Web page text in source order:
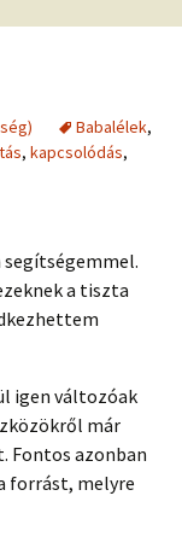
Babalélek,
, kapcsolódás,
segítségemmel.
a tiszta
igen változóak
már
Fontos azonban
forrást, melyre